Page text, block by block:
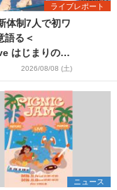
ライブレポート
体制7人で初ワ
語る＜
はじまりの夏
2026/08/08 (土)
ニュース